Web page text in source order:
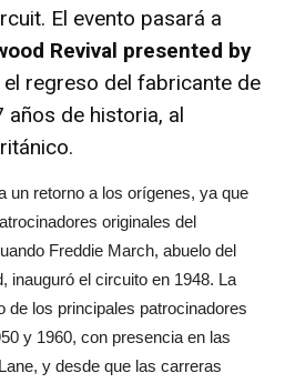
El evento pasará a
Revival presented by
regreso del fabricante de
años de historia, al
un retorno a los orígenes, ya que
originales del
Freddie March, abuelo del
inauguró el circuito en 1948. La
de los principales patrocinadores
y 1960, con presencia en las
y desde que las carreras